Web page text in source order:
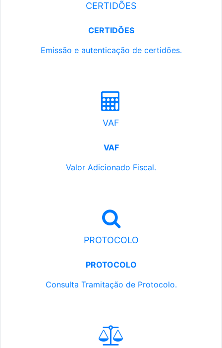
CERTIDÕES
CERTIDÕES
Emissão e autenticação de certidões.
VAF
VAF
Valor Adicionado Fiscal.
PROTOCOLO
PROTOCOLO
Consulta Tramitação de Protocolo.